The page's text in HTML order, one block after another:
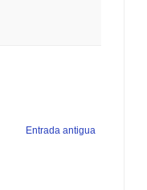
Entrada antigua